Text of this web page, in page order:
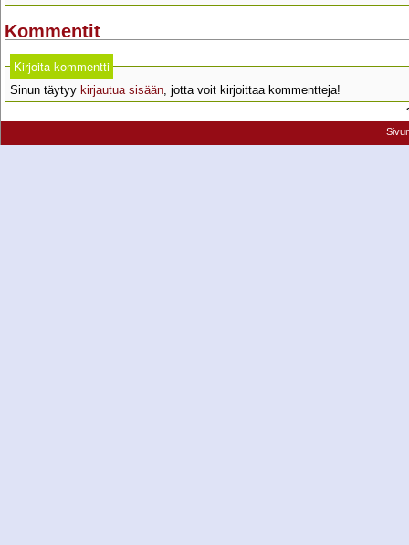
Kommentit
Kirjoita kommentti
Sinun täytyy kirjautua sisään , jotta voit kirjoittaa kommentteja!